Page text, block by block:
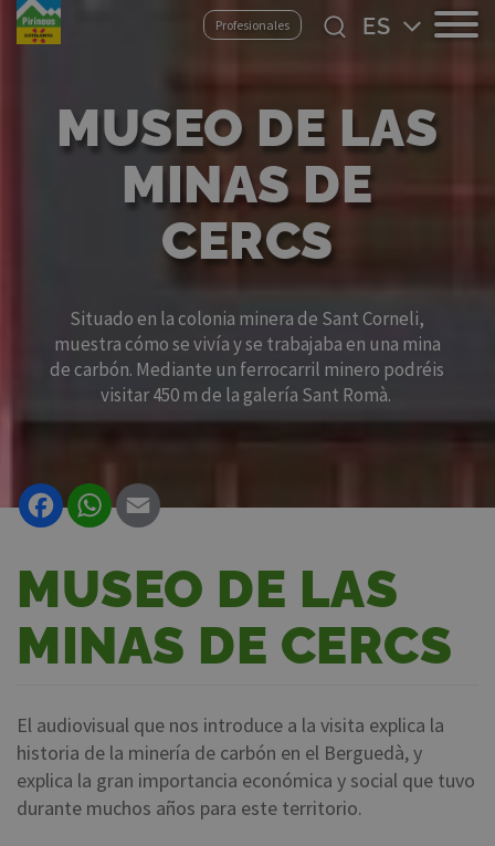
Pasar
Profesionales
Select
your
MUSEO DE LAS
MINAS DE
CERCS
Situado en la colonia minera de Sant Corneli,
muestra cómo se vivía y se trabajaba en una mina
de carbón. Mediante un ferrocarril minero podréis
visitar 450 m de la galería Sant Romà.
FacebookWhatsApp
MUSEO DE LAS
MINAS DE CERCS
El audiovisual que nos introduce a la visita explica la
historia de la minería de carbón en el Berguedà, y
explica la gran importancia económica y social que tuvo
durante muchos años para este territorio.